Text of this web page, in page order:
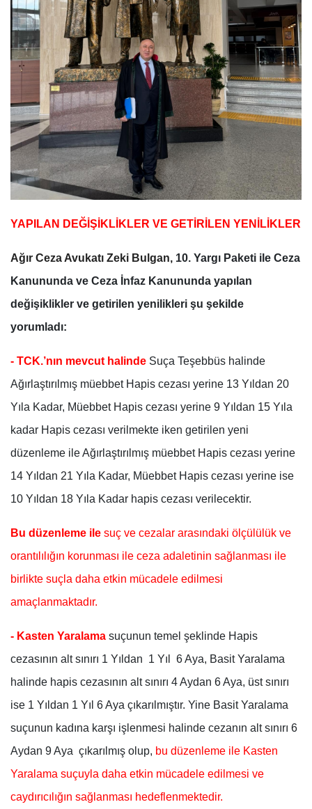
YAPILAN DEĞİŞİKLİKLER VE GETİRİLEN YENİLİKLER
Ağır Ceza Avukatı Zeki Bulgan, 10. Yargı Paketi ile Ceza
Kanununda ve Ceza İnfaz Kanununda yapılan
değişiklikler ve getirilen yenilikleri şu şekilde
yorumladı:
- TCK.’nın mevcut halinde Suça Teşebbüs halinde
Ağırlaştırılmış müebbet Hapis cezası yerine 13 Yıldan 20
Yıla Kadar, Müebbet Hapis cezası yerine 9 Yıldan 15 Yıla
kadar Hapis cezası verilmekte iken getirilen yeni
düzenleme ile Ağırlaştırılmış müebbet Hapis cezası yerine
14 Yıldan 21 Yıla Kadar, Müebbet Hapis cezası yerine ise
10 Yıldan 18 Yıla Kadar hapis cezası verilecektir.
Bu düzenleme ile suç ve cezalar arasındaki ölçülülük ve
orantılılığın korunması ile ceza adaletinin sağlanması ile
birlikte suçla daha etkin mücadele edilmesi
amaçlanmaktadır.
- Kasten Yaralama suçunun temel şeklinde Hapis
cezasının alt sınırı 1 Yıldan 1 Yıl 6 Aya, Basit Yaralama
halinde hapis cezasının alt sınırı 4 Aydan 6 Aya, üst sınırı
ise 1 Yıldan 1 Yıl 6 Aya çıkarılmıştır. Yine Basit Yaralama
suçunun kadına karşı işlenmesi halinde cezanın alt sınırı 6
Aydan 9 Aya çıkarılmış olup, bu düzenleme ile Kasten
Yaralama suçuyla daha etkin mücadele edilmesi ve
caydırıcılığın sağlanması hedeflenmektedir.